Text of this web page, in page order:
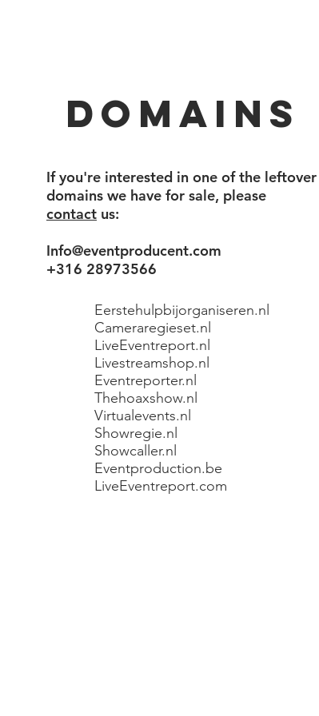
domains
If you're interested in one of the leftover
domains we have for sale, please
contact us:
Info@eventproducent.com
+316 28973566
Eerstehulpbijorganiseren.nl
Cameraregieset.nl
LiveEventreport.nl
Livestreamshop.nl
Eventreporter.nl
Thehoaxshow.nl
Virtualevents.nl
Showregie.nl
Showcaller.nl
Eventproduction.be
LiveEventreport.com